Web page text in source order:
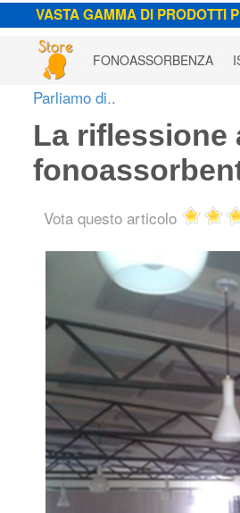
VASTA GAMMA DI PRODOTTI
FONOASSORBENZA
Parliamo di..
La riflessione
Vota questo articolo